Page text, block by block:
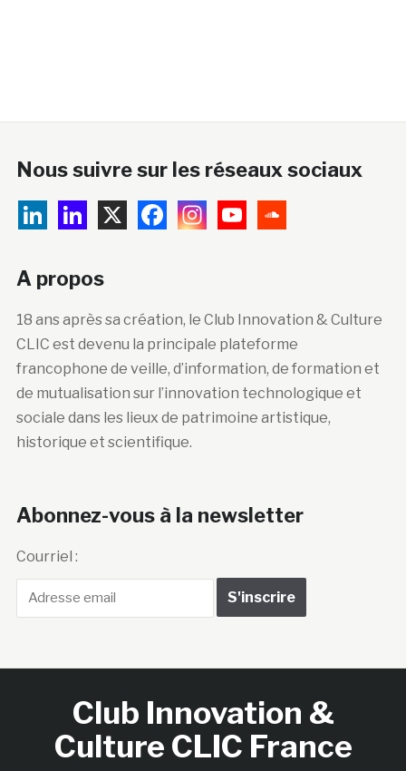
Nous suivre sur les réseaux sociaux
A propos
18 ans après sa création, le Club Innovation & Culture
CLIC est devenu la principale plateforme
francophone de veille, d’information, de formation et
de mutualisation sur l’innovation technologique et
sociale dans les lieux de patrimoine artistique,
historique et scientifique.
Abonnez-vous à la newsletter
Courriel :
Club Innovation &
Culture CLIC France